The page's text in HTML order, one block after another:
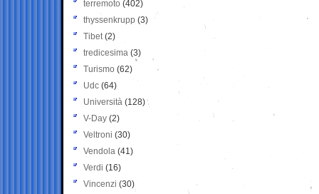
terremoto (402)
thyssenkrupp (3)
Tibet(2)
tredicesima (3)
Turismo (62)
Udc (64)
Università (128)
V-Day (2)
Veltroni (30)
Vendola (41)
Verdi (16)
Vincenzi (30)